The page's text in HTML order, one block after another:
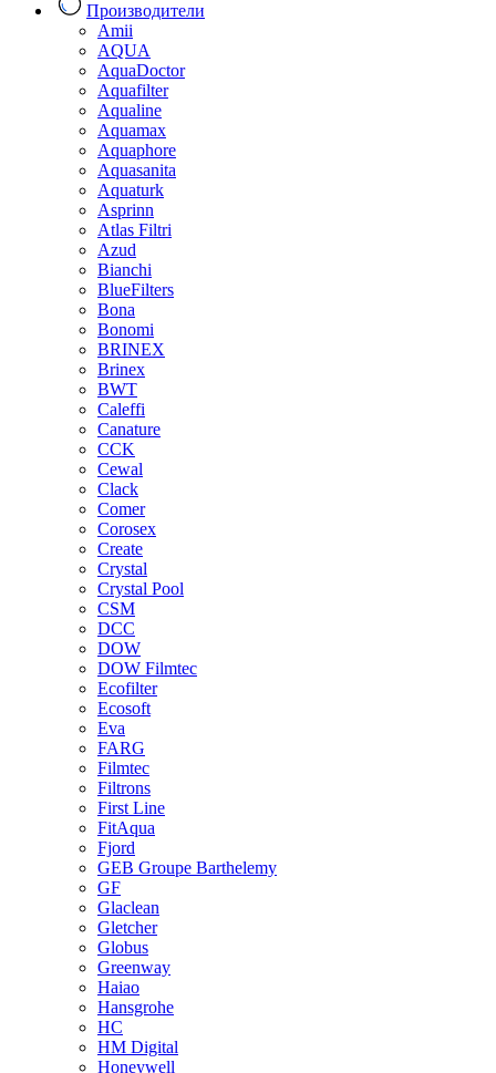
Производители
Amii
AQUA
AquaDoctor
Aquafilter
Aqualine
Aquamax
Aquaphore
Aquasanita
Aquaturk
Asprinn
Atlas Filtri
Azud
Bianchi
BlueFilters
Bona
Bonomi
BRINEX
Brinex
BWT
Caleffi
Canature
CCK
Cewal
Clack
Comer
Corosex
Create
Crystal
Crystal Pool
CSM
DCC
DOW
DOW Filmtec
Ecofilter
Ecosoft
Eva
FARG
Filmtec
Filtrons
First Line
FitAqua
Fjord
GEB Groupe Barthelemy
GF
Glaclean
Gletcher
Globus
Greenway
Haiao
Hansgrohe
HC
HM Digital
Honeywell